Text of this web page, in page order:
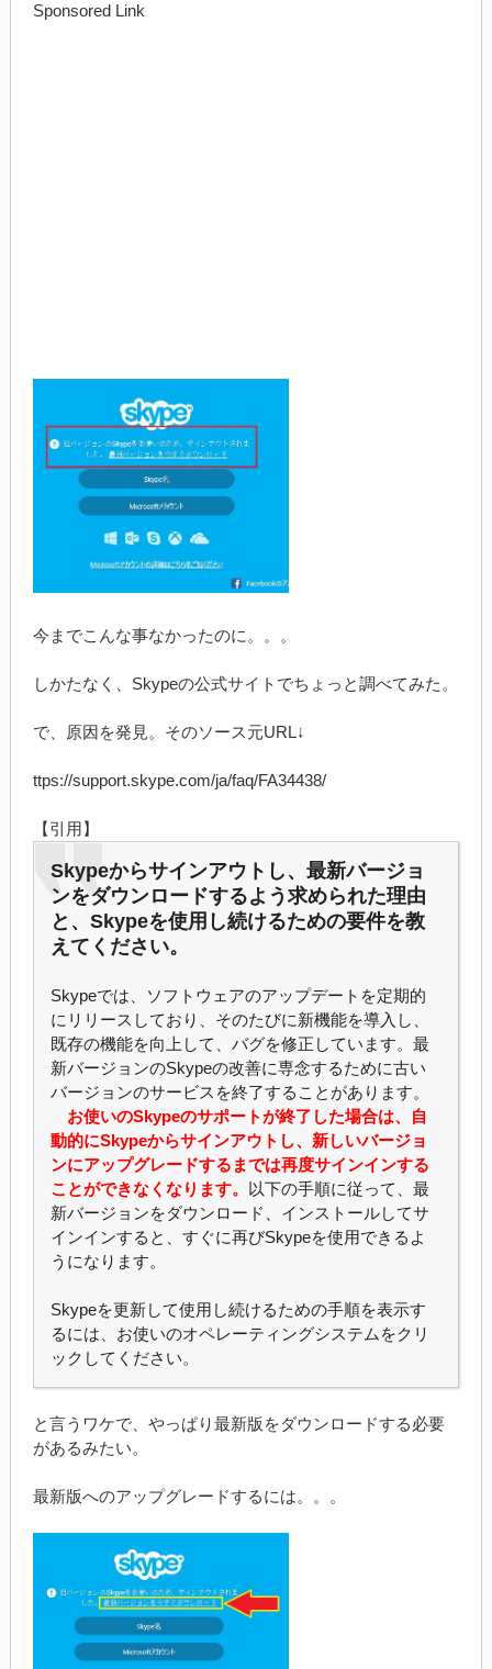
Sponsored Link
今までこんな事なかったのに。。。
しかたなく、Skypeの公式サイトでちょっと調べてみた。
で、原因を発見。そのソース元URL↓
ttps://support.skype.com/ja/faq/FA34438/
【引用】
Skypeからサインアウトし、最新バージョ
ンをダウンロードするよう求められた理由
と、Skypeを使用し続けるための要件を教
えてください。
Skypeでは、ソフトウェアのアップデートを定期的
にリリースしており、そのたびに新機能を導入し、
既存の機能を向上して、バグを修正しています。最
新バージョンのSkypeの改善に専念するために古い
バージョンのサービスを終了することがあります。
お使いのSkypeのサポートが終了した場合は、自
動的にSkypeからサインアウトし、新しいバージョ
ンにアップグレードするまでは再度サインインする
ことができなくなります。
以下の手順に従って、最
新バージョンをダウンロード、インストールしてサ
インインすると、すぐに再びSkypeを使用できるよ
うになります。
Skypeを更新して使用し続けるための手順を表示す
るには、お使いのオペレーティングシステムをクリ
ックしてください。
と言うワケで、やっぱり最新版をダウンロードする必要
があるみたい。
最新版へのアップグレードするには。。。